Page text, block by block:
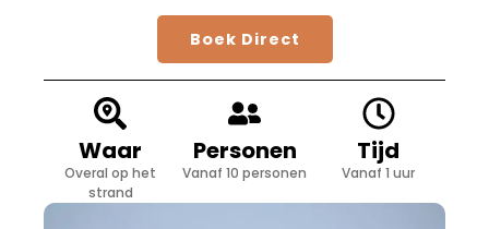
Boek Direct
Waar
Overal op het
strand
Personen
Vanaf 10 personen
Tijd
Vanaf 1 uur